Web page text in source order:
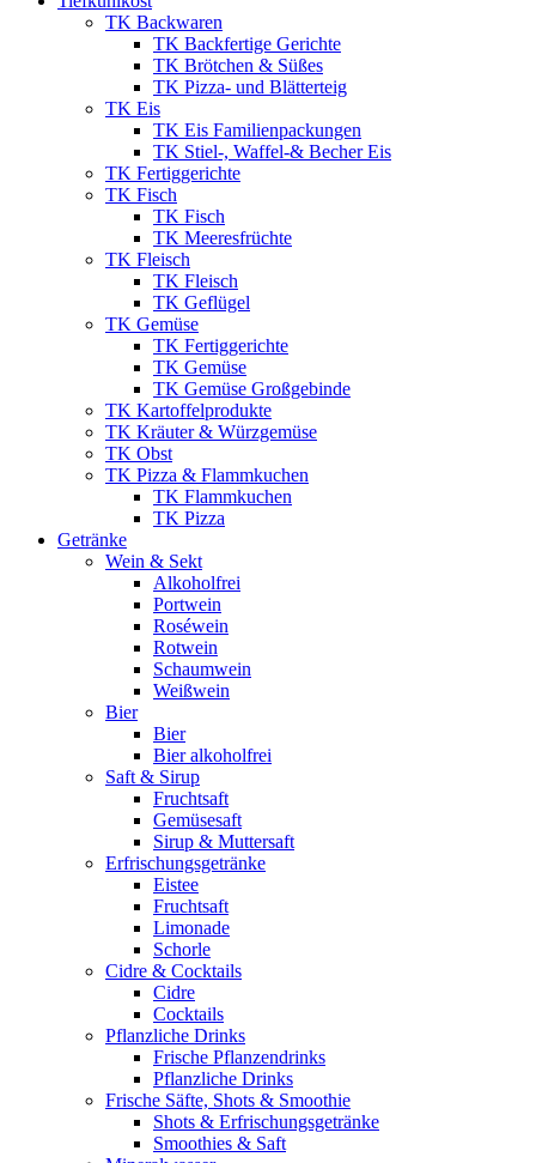
TK Backwaren
TK Backfertige Gerichte
TK Brötchen & Süßes
TK Pizza- und Blätterteig
TK Eis
TK Eis Familienpackungen
TK Stiel-, Waffel-& Becher Eis
TK Fertiggerichte
TK Fisch
TK Fisch
TK Meeresfrüchte
TK Fleisch
TK Fleisch
TK Geflügel
TK Gemüse
TK Fertiggerichte
TK Gemüse
TK Gemüse Großgebinde
TK Kartoffelprodukte
TK Kräuter & Würzgemüse
TK Obst
TK Pizza & Flammkuchen
TK Flammkuchen
TK Pizza
Getränke
Wein & Sekt
Alkoholfrei
Portwein
Roséwein
Rotwein
Schaumwein
Weißwein
Bier
Bier
Bier alkoholfrei
Saft & Sirup
Fruchtsaft
Gemüsesaft
Sirup & Muttersaft
Erfrischungsgetränke
Eistee
Fruchtsaft
Limonade
Schorle
Cidre & Cocktails
Cidre
Cocktails
Pflanzliche Drinks
Frische Pflanzendrinks
Pflanzliche Drinks
Frische Säfte, Shots & Smoothie
Shots & Erfrischungsgetränke
Smoothies & Saft